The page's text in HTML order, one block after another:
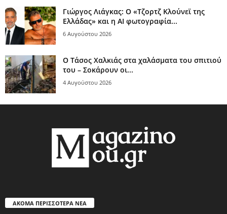
Γιώργος Λιάγκας: Ο «Τζορτζ Κλούνεϊ της
Ελλάδας» και η AI φωτογραφία...
6 Αυγούστου 2026
Ο Τάσος Χαλκιάς στα χαλάσματα του σπιτιού
του – Σοκάρουν οι...
4 Αυγούστου 2026
ΑΚΟΜΑ ΠΕΡΙΣΣΟΤΕΡΑ ΝΕΑ